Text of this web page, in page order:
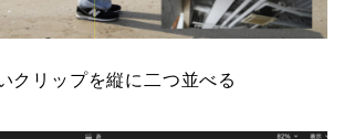
クリップを縦に二つ並べる